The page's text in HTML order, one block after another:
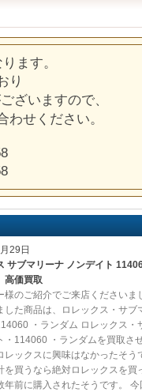
ます。
り
ざいますので、
せください。
29日
サブマリーナ ノンデイト
価買取
様のご紹介でご来店くださいま
した商品は、ロレックス・サブ
・ランダム ロレックス・
・114060 ・ランダムを買取さ
レックスに興味はなかったそう
を買うなら絶対ロレックスを買
年前に購入されたそうです。